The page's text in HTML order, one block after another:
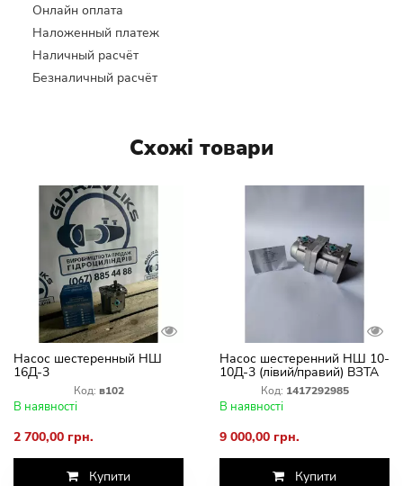
Онлайн оплата
Наложенный платеж
Наличный расчёт
Безналичный расчёт
Схожі товари
Насос шестеренный НШ
16Д-3
Код: в102
В наявності
2 700,00 грн.
Купити
Насос шестеренний НШ 10-
10Д-3 (лівий/правий) ВЗТА
Код: 1417292985
В наявності
9 000,00 грн.
Купити